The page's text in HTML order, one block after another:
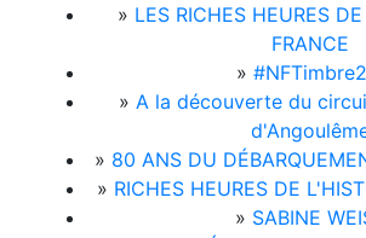
» LES RICHES HEURES
FRANCE
»
» A la découverte du
» 80 ANS DU
» RICHES HEURES DE
» SABINE